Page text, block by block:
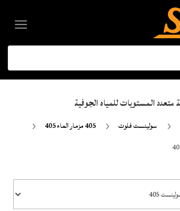
متعدد المستويات للمياه الجوفية
5 سولينست فلوت 5 405 مزمار الماء 405 5